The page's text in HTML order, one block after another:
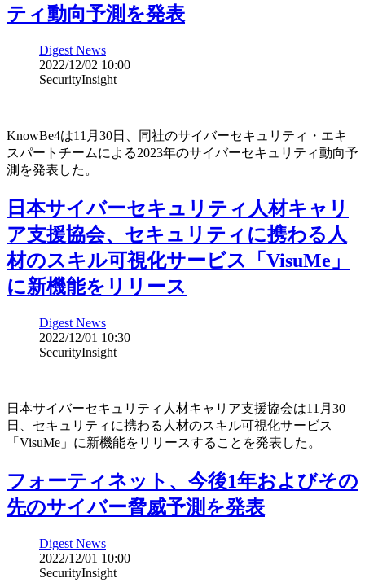
ティ動向予測を発表
Digest News
2022/12/02 10:00
SecurityInsight
KnowBe4は11月30日、同社のサイバーセキュリティ・エキ
スパートチームによる2023年のサイバーセキュリティ動向予
測を発表した。
日本サイバーセキュリティ人材キャリ
ア支援協会、セキュリティに携わる人
材のスキル可視化サービス「VisuMe」
に新機能をリリース
Digest News
2022/12/01 10:30
SecurityInsight
日本サイバーセキュリティ人材キャリア支援協会は11月30
日、セキュリティに携わる人材のスキル可視化サービス
「VisuMe」に新機能をリリースすることを発表した。
フォーティネット、今後1年およびその
先のサイバー脅威予測を発表
Digest News
2022/12/01 10:00
SecurityInsight